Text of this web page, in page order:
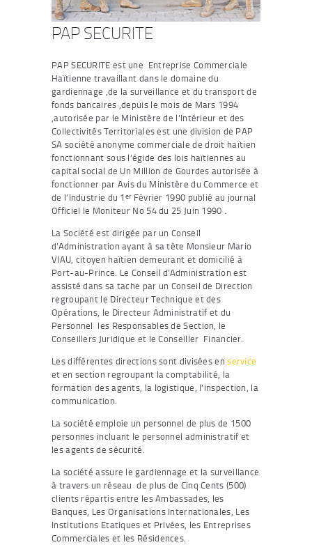
PAP SECURITE
PAP SECURITE est une Entreprise Commerciale
Haïtienne travaillant dans le domaine du
gardiennage ,de la surveillance et du transport de
fonds bancaires ,depuis le mois de Mars 1994
,autorisée par le Ministère de l’Intérieur et des
Collectivités Territoriales est une division de PAP
SA société anonyme commerciale de droit haïtien
fonctionnant sous l’égide des lois haïtiennes au
capital social de Un Million de Gourdes autorisée à
fonctionner par Avis du Ministère du Commerce et
de l’Industrie du 1 erFévrier 1990 publié au journal
Officiel le Moniteur No 54 du 25 Juin 1990 .
La Société est dirigée par un Conseil
d’Administration ayant à sa tète Monsieur Mario
VIAU, citoyen haïtien demeurant et domicilié à
Port-au-Prince. Le Conseil d’Administration est
assisté dans sa tache par un Conseil de Direction
regroupant le Directeur Technique et des
Opérations, le Directeur Administratif et du
Personnel les Responsables de Section, le
Conseillers Juridique et le Conseiller Financier.
Les différentes directions sont divisées enservice
et en section regroupant la comptabilité, la
formation des agents, la logistique, l’inspection, la
communication.
La société emploie un personnel de plus de 1500
personnes incluant le personnel administratif et
les agents de sécurité.
La société assure le gardiennage et la surveillance
à travers un réseau de plus de Cinq Cents (500)
clients répartis entre les Ambassades, les
Banques, Les Organisations Internationales, Les
Institutions Etatiques et Privées, les Entreprises
Commerciales et les Résidences.